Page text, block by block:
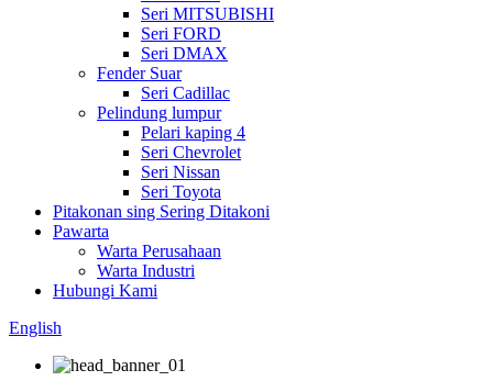
Seri MITSUBISHI
Seri FORD
Seri DMAX
Fender Suar
Seri Cadillac
Pelindung lumpur
Pelari kaping 4
Seri Chevrolet
Seri Nissan
Seri Toyota
Pitakonan sing Sering Ditakoni
Pawarta
Warta Perusahaan
Warta Industri
Hubungi Kami
English